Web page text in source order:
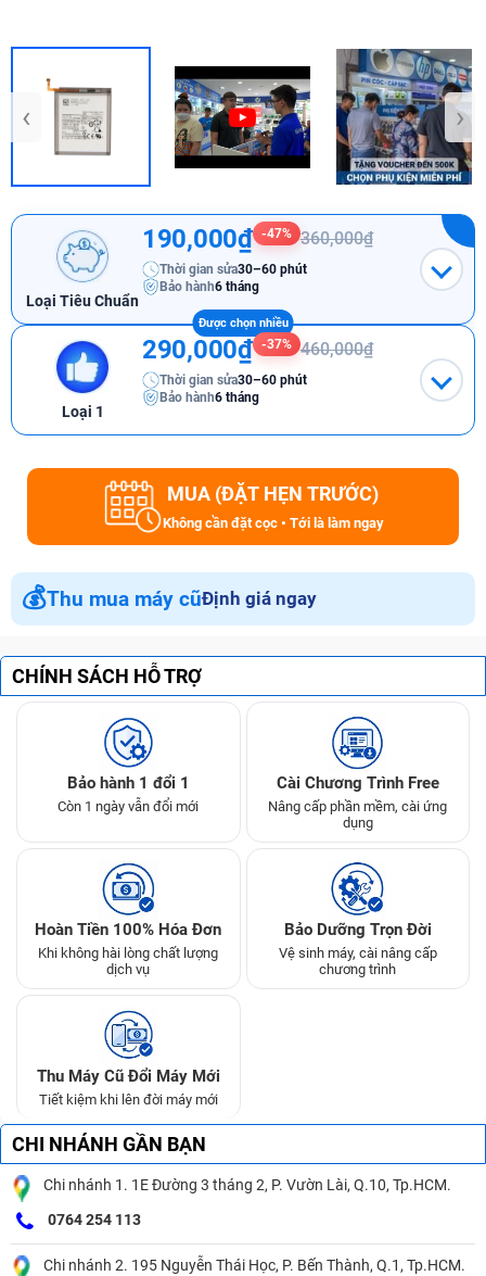
‹ ›
Loại Tiêu Chuẩn
190,000₫ -47% 360,000₫
Thời gian sửa30–60 phút
Bảo hành6 tháng
Loại 1
290,000₫ -37% 460,000₫
Thời gian sửa30–60 phút
Bảo hành6 tháng
MUA (ĐẶT HẸN TRƯỚC)
Không cần đặt cọc • Tới là làm ngay
💰Thu mua máy cũĐịnh giá ngay
CHÍNH SÁCH HỖ TRỢ
Bảo hành 1 đổi 1
Còn 1 ngày vẫn đổi mới
Cài Chương Trình Free
Nâng cấp phần mềm, cài ứng
dụng
Hoàn Tiền 100% Hóa Đơn
Khi không hài lòng chất lượng
dịch vụ
Bảo Dưỡng Trọn Đời
Vệ sinh máy, cài nâng cấp
chương trình
Thu Máy Cũ Đổi Máy Mới
Tiết kiệm khi lên đời máy mới
CHI NHÁNH GẦN BẠN
Chi nhánh 1. 1E Đường 3 tháng 2, P. Vườn Lài, Q.10, Tp.HCM.
0764 254 113
Chi nhánh 2. 195 Nguyễn Thái Học, P. Bến Thành, Q.1, Tp.HCM.